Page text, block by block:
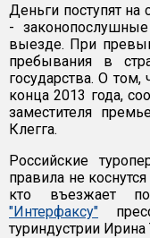
Деньги поступят на
-
выезде. При
пребывания в
государства. О
конца 2013 года,
заместителя
Клегга.
Российские
правила не
кто въезжает по
"Интерфаксу"
туриндустрии